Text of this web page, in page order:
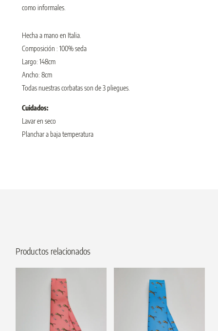
como informales.
Hecha a mano en Italia.
Composición : 100% seda
Largo: 148cm
Ancho: 8cm
Todas nuestras corbatas son de 3 pliegues.
Cuidados:
Lavar en seco
Planchar a baja temperatura
Productos relacionados